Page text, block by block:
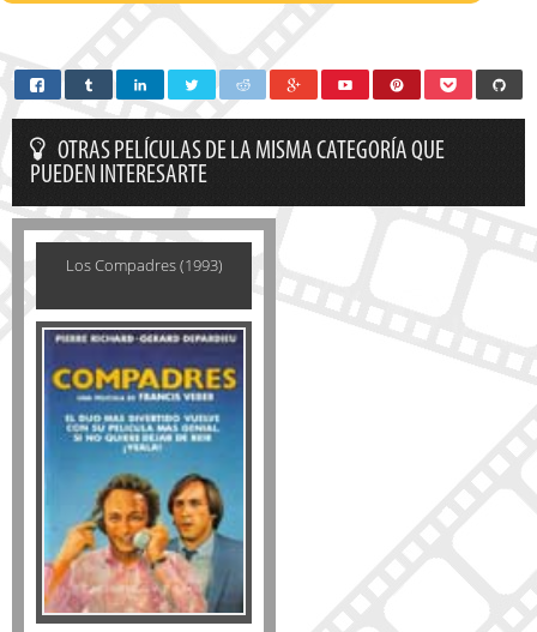
OTRAS PELÍCULAS DE LA MISMA CATEGORÍA QUE
PUEDEN INTERESARTE
Los Compadres (1993)